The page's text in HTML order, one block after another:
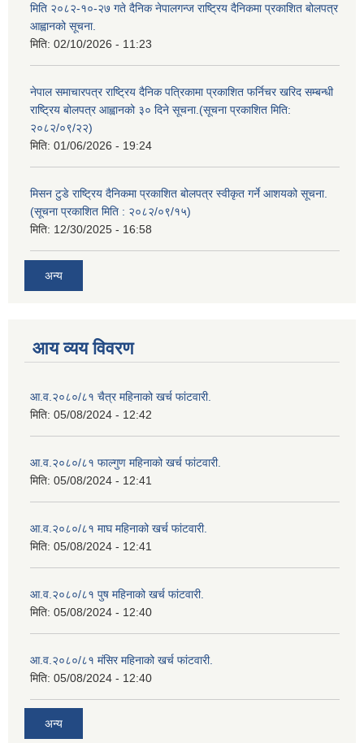
मिति २०८२-१०-२७ गते दैनिक नेपालगन्ज राष्ट्रिय दैनिकमा प्रकाशित बोलपत्र
आह्वानको सूचना.
मिति: 02/10/2026 - 11:23
नेपाल समाचारपत्र राष्ट्रिय दैनिक पत्रिकामा प्रकाशित फर्निचर खरिद सम्बन्धी
राष्ट्रिय बोलपत्र आह्वानको ३० दिने सूचना.(सूचना प्रकाशित मिति:
२०८२/०९/२२)
मिति: 01/06/2026 - 19:24
मिसन टुडे राष्ट्रिय दैनिकमा प्रकाशित बोलपत्र स्वीकृत गर्ने आशयको सूचना.
(सूचना प्रकाशित मिति : २०८२/०९/१५)
मिति: 12/30/2025 - 16:58
अन्य
आय व्यय विवरण
आ.व.२०८०/८१ चैत्र महिनाको खर्च फांटवारी.
मिति: 05/08/2024 - 12:42
आ.व.२०८०/८१ फाल्गुण महिनाको खर्च फांटवारी.
मिति: 05/08/2024 - 12:41
आ.व.२०८०/८१ माघ महिनाको खर्च फांटवारी.
मिति: 05/08/2024 - 12:41
आ.व.२०८०/८१ पुष महिनाको खर्च फांटवारी.
मिति: 05/08/2024 - 12:40
आ.व.२०८०/८१ मंसिर महिनाको खर्च फांटवारी.
मिति: 05/08/2024 - 12:40
अन्य